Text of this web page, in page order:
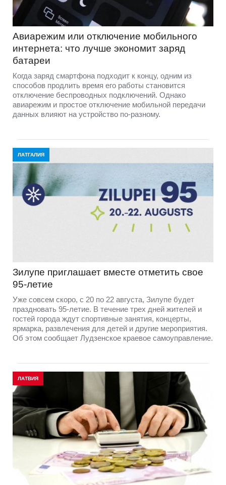
Авиарежим или отключение мобильного
интернета: что лучше экономит заряд
батареи
Когда заряд смартфона подходит к концу, одним из
способов продлить время его работы становится
отключение беспроводных подключений. Однако
авиарежим и простое отключение мобильной передачи
данных влияют на устройство по-разному.
ЛАТГАЛИЯ
Зилупе приглашает вместе отметить свое
95-летие
Уже совсем скоро, с 20 по 22 августа, Зилупе будет
праздновать 95-летие. В течение трех дней жителей и
гостей города ждут спортивные занятия, концерты,
ярмарка, развлечения для детей и другие мероприятия.
Об этом сообщает Лудзенское краевое самоуправление.
ЛАТВИЯ